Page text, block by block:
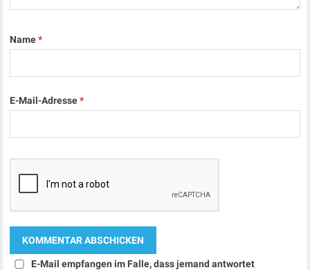
Name*
E-Mail-Adresse*
E-Mail empfangen im Falle, dass jemand antwortet